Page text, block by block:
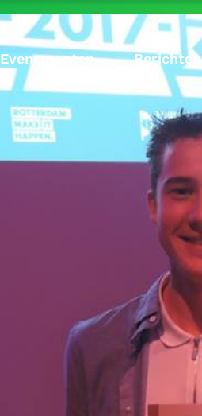
Evenementen Berichten